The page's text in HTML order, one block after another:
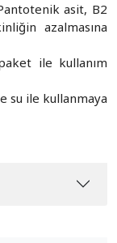
asit, B2
azalmasına
ile kullanım
su ile kullanmaya